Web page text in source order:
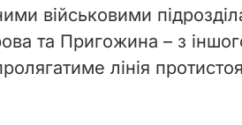
військовими
та Пригожина – з
лінія